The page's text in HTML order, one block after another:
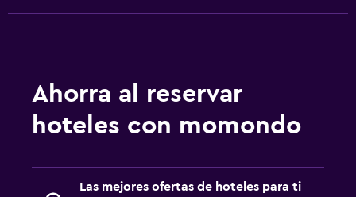
Ahorra al reservar
hoteles con momondo
Las mejores ofertas de hoteles para ti